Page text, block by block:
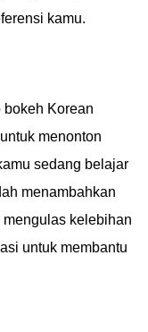
kamu.
bokeh Korean
menonton
sedang belajar
menambahkan
kelebihan
untuk membantu